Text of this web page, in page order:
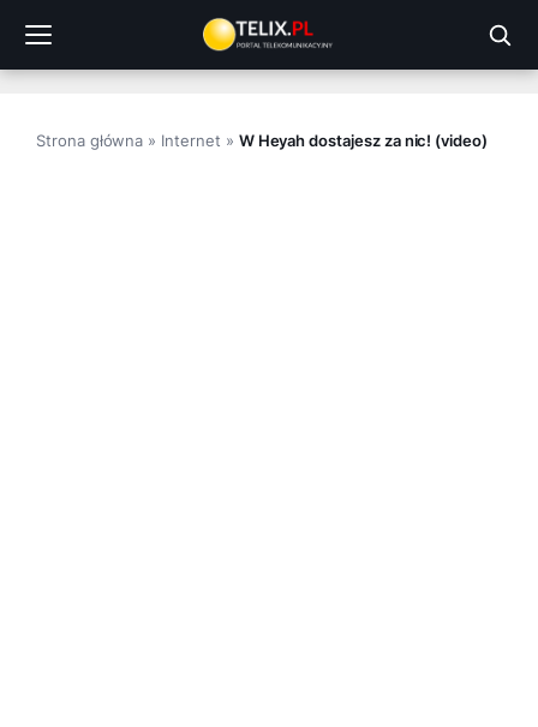
treści
Strona główna » Internet » W Heyah dostajesz za nic! (video)